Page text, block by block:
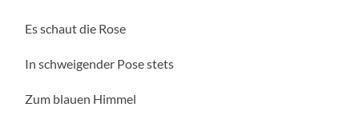
Es schaut die Rose
In schweigender Pose stets
Zum blauen Himmel